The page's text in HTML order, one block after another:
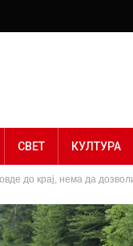
СВЕТ КУЛТУРА
до крај, нема да